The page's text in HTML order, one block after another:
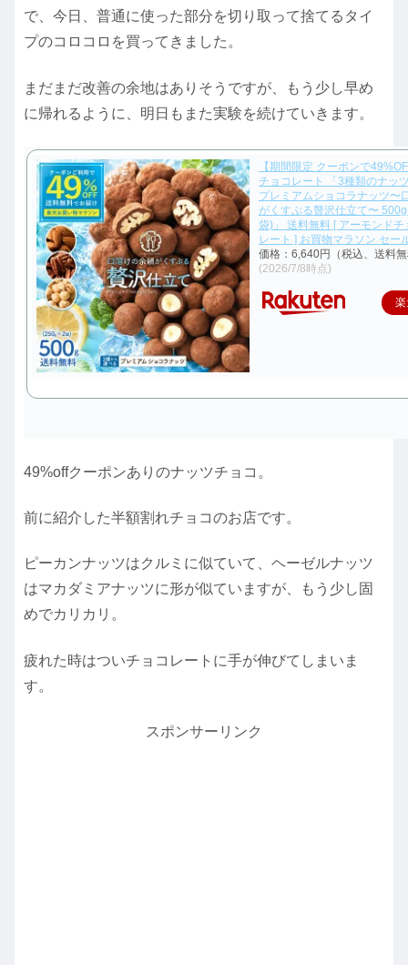
で、今日、普通に使った部分を切り取って捨てるタイ
プのコロコロを買ってきました。
まだまだ改善の余地はありそうですが、もう少し早め
に帰れるように、明日もまた実験を続けていきます。
【期間限定 クーポンで
チョコレート 「3種類のナッ
プレミアムショコラナッツ〜
がくすぶる贅沢仕立て〜
袋)」 送料無料 [ アーモンドチ
レート ] お買物マラソン セー
価格：6,640円（税込、送料
(2026/7/8時点)
49%offクーポンありのナッツチョコ。
前に紹介した半額割れチョコのお店です。
ピーカンナッツはクルミに似ていて、ヘーゼルナッツ
はマカダミアナッツに形が似ていますが、もう少し固
めでカリカリ。
疲れた時はついチョコレートに手が伸びてしまいま
す。
スポンサーリンク